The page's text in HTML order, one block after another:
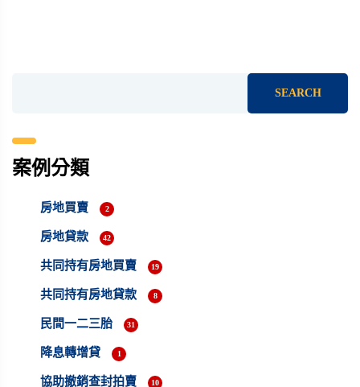
SEARCH
案例分類
房地買賣 2
房地貸款 42
共同持有房地買賣 19
共同持有房地貸款 8
民間一二三胎 31
降息轉增貸 1
協助撤銷查封拍賣 10